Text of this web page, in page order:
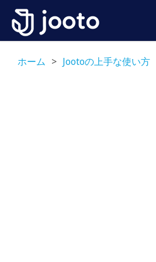
ホーム > Jootoの上手な使い方